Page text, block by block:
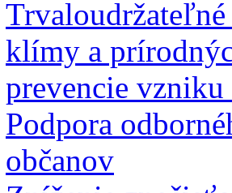
klímy a
prevencie vzniku
Podpora
občanov